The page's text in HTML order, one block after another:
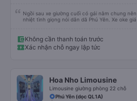
Ngồi sau xe giường cuối có gái nằm chung
nhiệt tình giọng nói dân dã Phú Yên. Xe oke giá
Không cần thanh toán trước
Xác nhận chỗ ngay lập tức
Hoa Nho Limousine
Limousine giường phòng 22 chỗ
Phú Yên (dọc QL1A)